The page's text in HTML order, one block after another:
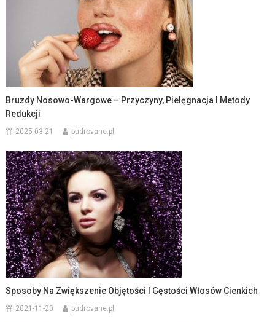
Bruzdy Nosowo-Wargowe – Przyczyny, Pielęgnacja I Metody
Redukcji
2025-03-21 pudrovane.pl
Sposoby Na Zwiększenie Objętości I Gęstości Włosów Cienkich
2021-11-20 pudrovane.pl